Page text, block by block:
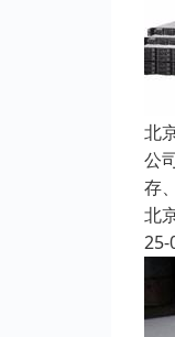
北
公
存
北
25-